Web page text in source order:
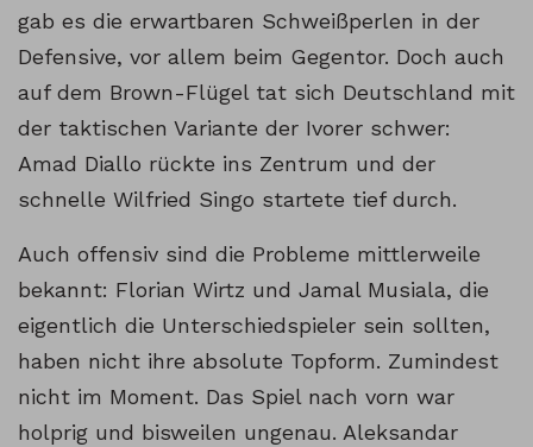
gab es die erwartbaren Schweißperlen in der
Defensive, vor allem beim Gegentor. Doch auch
auf dem Brown-Flügel tat sich Deutschland mit
der taktischen Variante der Ivorer schwer:
Amad Diallo rückte ins Zentrum und der
schnelle Wilfried Singo startete tief durch.
Auch offensiv sind die Probleme mittlerweile
bekannt: Florian Wirtz und Jamal Musiala, die
eigentlich die Unterschiedspieler sein sollten,
haben nicht ihre absolute Topform. Zumindest
nicht im Moment. Das Spiel nach vorn war
holprig und bisweilen ungenau. Aleksandar